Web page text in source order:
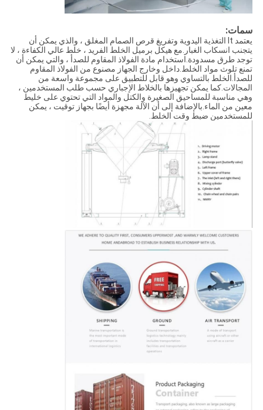
سمات:
يعتمد lt التغذية اليدوية وتفريغ قرص الصمام المغلق ، والذي يمكن أن
يتجنب انسكاب الغبار.مع هيكل برميل الخلط الفريد ، خلط عالي الكفاءة ، لا
توجد طرق مسدودة.استخدام مادة الفولاذ المقاوم للصدأ ، والتي يمكن أن
تمنع تلوث مواد الخلط.داخل وخارج الجهاز مصنوع من الفولاذ المقاوم
للصدأ.الخلط بالتساوي وهو قابل للتطبيق على مجموعة واسعة من
المجالات.كما يمكن تجهيزها بالخلاط الإجباري حسب طلب المستخدمين ،
وهي مناسبة للمساحيق الصغيرة والكتل والمواد التي تحتوي على خليط
معين من الماء.بالإضافة إلى أن الآلة مجهزة أيضًا بجهاز توقيت ، يمكن
للمستخدمين ضبط وقت الخلط.